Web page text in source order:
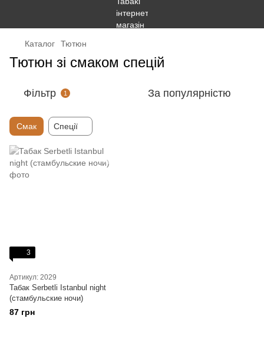
Каталог Тютюн
Тютюн зі смаком спецій
Фільтр 1 За популярністю
Смак Спеції
3
Артикул: 2029
Табак Serbetli Istanbul night
(стамбульские ночи)
87 грн